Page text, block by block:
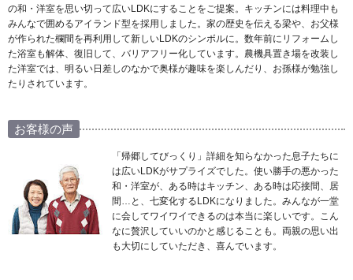
の和・洋室を思い切って広いLDKにすることをご提案。キッチンには料理中も
みんなで囲めるアイランド型を採用しました。家の歴史を伝える梁や、お父様
が作られた欄間を再利用して新しいLDKのシンボルに。数年前にリフォームし
た浴室も解体、復旧して、バリアフリー化しています。農機具置き場を改装し
た洋室では、明るい日差しのなかで奥様が趣味を楽しんだり、お孫様が勉強し
たりされています。
お客様の声
「帰郷してびっくり」詳細を知らなかった息子たちに
は広いLDKがサプライズでした。使い勝手の悪かった
和・洋室が、ある時はキッチン、ある時は応接間、居
間…と、七変化するLDKになりました。みんなが一堂
に会してワイワイできるのは本当に楽しいです。こん
なに贅沢していいのかと感じることも。両親の思い出
も大切にしていただき、喜んでいます。